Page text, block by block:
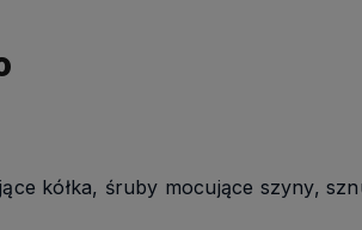
kółka, śruby mocujące szyny,